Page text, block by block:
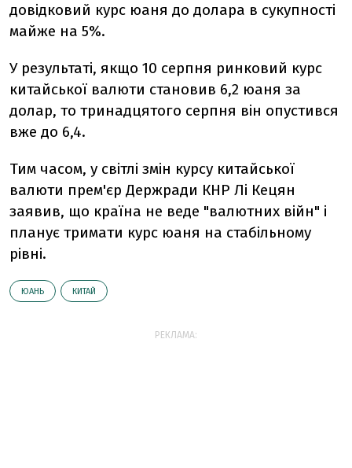
довідковий курс юаня до долара в сукупності
майже на 5%.
У результаті, якщо 10 серпня ринковий курс
китайської валюти становив 6,2 юаня за
долар, то тринадцятого серпня він опустився
вже до 6,4.
Тим часом, у світлі змін курсу китайської
валюти прем'єр Держради КНР Лі Кецян
заявив, що країна не веде "валютних війн" і
планує тримати курс юаня на стабільному
рівні.
ЮАНЬ КИТАЙ
РЕКЛАМА: